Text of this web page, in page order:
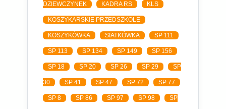
DZIEWCZYNEK KADRA RS KLS
KOSZYKARSKIE PRZEDSZKOLE
KOSZYKÓWKA SIATKÓWKA SP 111
SP 113 SP 134 SP 149 SP 156
SP 18 SP 20 SP 26 SP 29 SP
30 SP 41 SP 47 SP 72 SP 77
SP 8 SP 86 SP 97 SP 98 SP